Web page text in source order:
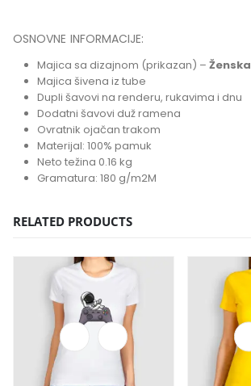
OSNOVNE INFORMACIJE:
Majica sa dizajnom (prikazan) – Ženska
Majica šivena iz tube
Dupli šavovi na renderu, rukavima i dnu
Dodatni šavovi duž ramena
Ovratnik ojačan trakom
Materijal: 100% pamuk
Neto težina 0.16 kg
Gramatura: 180 g/m2M
RELATED PRODUCTS